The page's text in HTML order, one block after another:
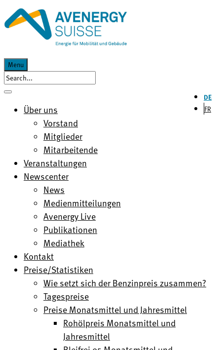
Menu
DE
FR
Über uns
Vorstand
Mitglieder
Mitarbeitende
Veranstaltungen
Newscenter
News
Medienmitteilungen
Avenergy Live
Publikationen
Mediathek
Kontakt
Preise/Statistiken
Wie setzt sich der Benzinpreis zusammen?
Tagespreise
Preise Monatsmittel und Jahresmittel
Rohölpreis Monatsmittel und
Jahresmittel